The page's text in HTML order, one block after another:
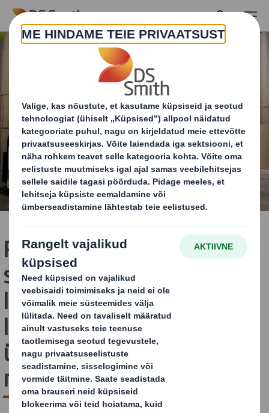
Skip to main content
Ringmajanduse
saavutamiseks uute
lahenduste leidmine,
lahenduste
ümberkujundamine ja -
määratlemine